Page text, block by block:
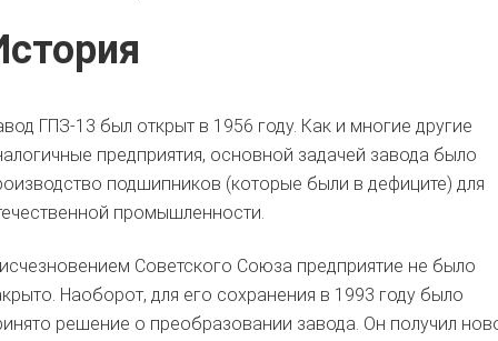
ГПЗ-13 был открыт в 1956 году. Как и многие другие
предприятия, основной задачей завода было
подшипников (которые были в дефиците) для
промышленности.
Советского Союза предприятие не было
Наоборот, для его сохранения в 1993 году было
решение о преобразовании завода. Он получил